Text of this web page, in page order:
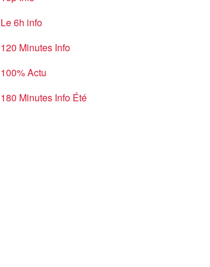
Le 6h info
120 Minutes Info
100% Actu
180 Minutes Info Été